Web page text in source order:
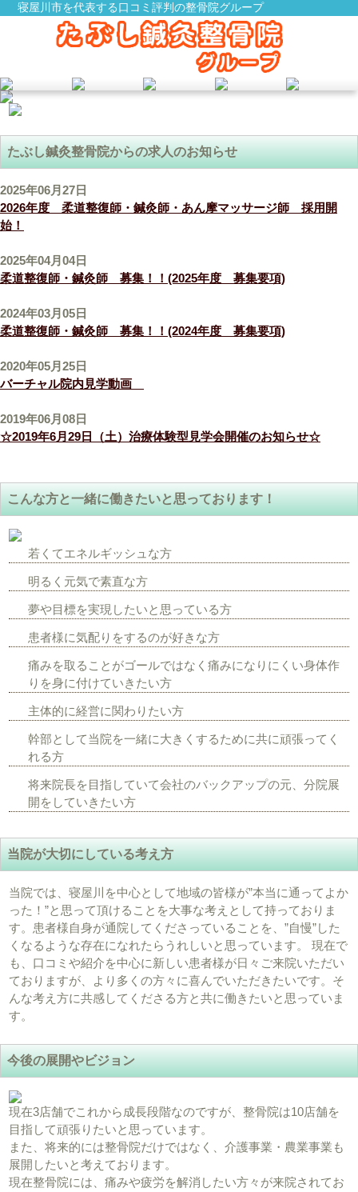
寝屋川市を代表する口コミ評判の整骨院グループ
たぶし鍼灸整骨院からの求人のお知らせ
2025年06月27日
2026年度 柔道整復師・鍼灸師・あん摩マッサージ師 採用開
始！
2025年04月04日
柔道整復師・鍼灸師 募集！！(2025年度 募集要項)
2024年03月05日
柔道整復師・鍼灸師 募集！！(2024年度 募集要項)
2020年05月25日
バーチャル院内見学動画
2019年06月08日
☆2019年6月29日（土）治療体験型見学会開催のお知らせ☆
こんな方と一緒に働きたいと思っております！
若くてエネルギッシュな方
明るく元気で素直な方
夢や目標を実現したいと思っている方
患者様に気配りをするのが好きな方
痛みを取ることがゴールではなく痛みになりにくい身体作
りを身に付けていきたい方
主体的に経営に関わりたい方
幹部として当院を一緒に大きくするために共に頑張ってく
れる方
将来院長を目指していて会社のバックアップの元、分院展
開をしていきたい方
当院が大切にしている考え方
当院では、寝屋川を中心として地域の皆様が”本当に通ってよか
った！”と思って頂けることを大事な考えとして持っておりま
す。患者様自身が通院してくださっていることを、”自慢”した
くなるような存在になれたらうれしいと思っています。 現在で
も、口コミや紹介を中心に新しい患者様が日々ご来院いただい
ておりますが、より多くの方々に喜んでいただきたいです。そ
んな考え方に共感してくださる方と共に働きたいと思っていま
す。
今後の展開やビジョン
現在3店舗でこれから成長段階なのですが、整骨院は10店舗を
目指して頑張りたいと思っています。
また、将来的には整骨院だけではなく、介護事業・農業事業も
展開したいと考えております。
現在整骨院には、痛みや疲労を解消したい方々が来院されてお